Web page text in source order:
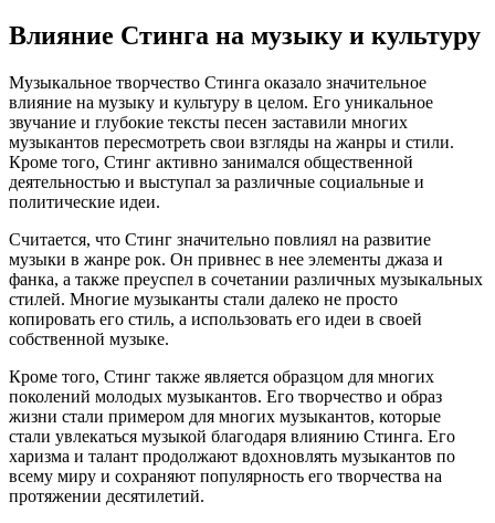
Влияние Стинга на музыку и культуру
Музыкальное творчество Стинга оказало значительное
влияние на музыку и культуру в целом. Его уникальное
звучание и глубокие тексты песен заставили многих
музыкантов пересмотреть свои взгляды на жанры и стили.
Кроме того, Стинг активно занимался общественной
деятельностью и выступал за различные социальные и
политические идеи.
Считается, что Стинг значительно повлиял на развитие
музыки в жанре рок. Он привнес в нее элементы джаза и
фанка, а также преуспел в сочетании различных музыкальных
стилей. Многие музыканты стали далеко не просто
копировать его стиль, а использовать его идеи в своей
собственной музыке.
Кроме того, Стинг также является образцом для многих
поколений молодых музыкантов. Его творчество и образ
жизни стали примером для многих музыкантов, которые
стали увлекаться музыкой благодаря влиянию Стинга. Его
харизма и талант продолжают вдохновлять музыкантов по
всему миру и сохраняют популярность его творчества на
протяжении десятилетий.